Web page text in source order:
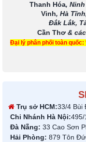
Thanh Hóa,
Vinh, Hà
Đắk Lắk,
Cần Thơ &
Đại lý phân phối toàn
Trụ sở HCM:33/4 Bùi
Chi Nhánh Hà Nội:495/
Đà Nẵng: 33 Cao Sơn
Hải Phòng: 879 Tôn